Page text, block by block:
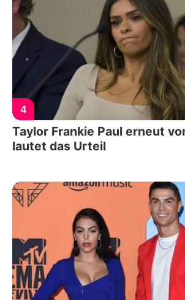
4
Taylor Frankie Paul erneut
lautet das Urteil